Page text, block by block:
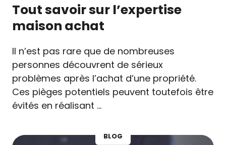
Tout savoir sur l’expertise
maison achat
Il n’est pas rare que de nombreuses
personnes découvrent de sérieux
problèmes après l’achat d’une propriété.
Ces pièges potentiels peuvent toutefois être
évités en réalisant …
BLOG